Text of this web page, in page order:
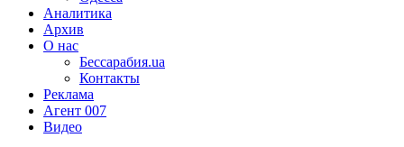
Аналитика
Архив
О нас
Бессарабия.ua
Контакты
Реклама
Агент 007
Видео